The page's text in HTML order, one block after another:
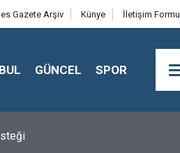
Gazete Arşiv Künye İletişim Formu
GÜNCEL SPOR